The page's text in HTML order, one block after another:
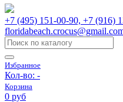
+7 (495) 151-00-90, +7 (916)
Избранное
Кол-во: -
Корзина
0 руб